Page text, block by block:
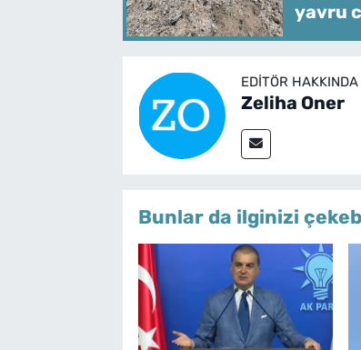
yavru
EDITÖR HAKKINDA
Zeliha Oner
Bunlar da ilginizi